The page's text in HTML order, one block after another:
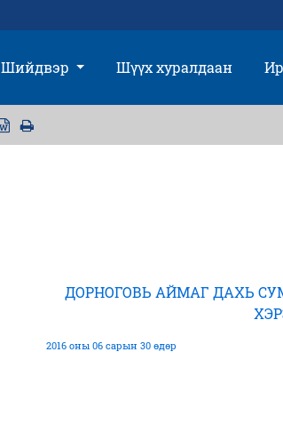
Шийдвэр Шүүх хуралдаан
ДОРНОГОВЬ АЙМАГ ДАХЬ
2016 оны 06 сарын 30 өдөр